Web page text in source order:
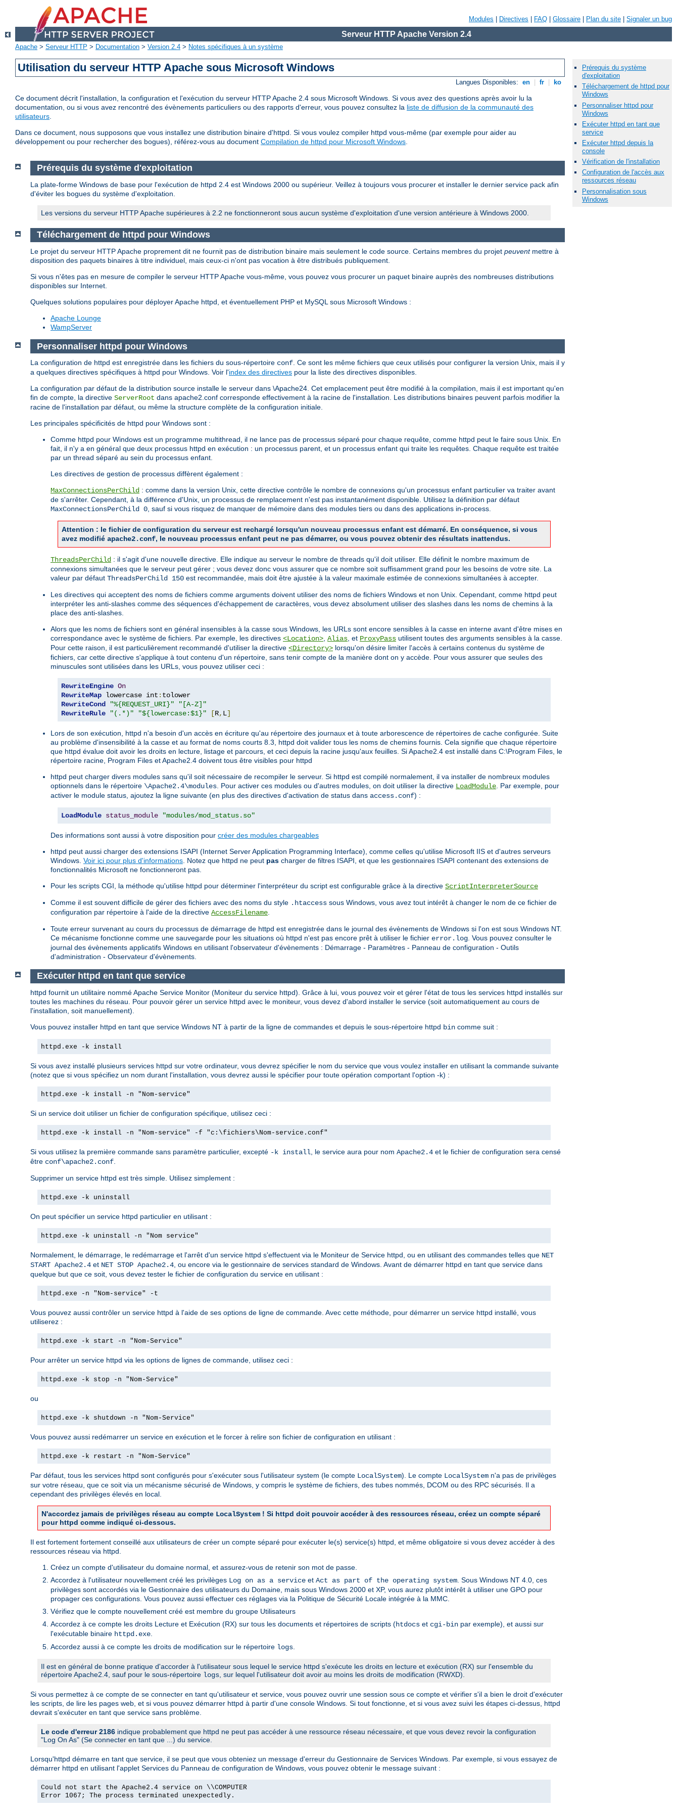
Modules Directives FAQ Glossaire Plan du site Signaler un bug
Serveur HTTP Apache Version 2.4
Apache > Serveur HTTP > Documentation > Version 2.4 > Notes spécifiques à un système
Utilisation du serveur HTTP Apache sous Microsoft Windows
Langues Disponibles: en fr ko
Ce document décrit l'installation, la configuration et l'exécution du serveur HTTP Apache 2.4 sous Microsoft Windows. Si vous avez des questions après avoir lu la
documentation, ou si vous avez rencontré des évènements particuliers ou des rapports d'erreur, vous pouvez consultez la liste de diffusion de la communauté des
utilisateurs.
Dans ce document, nous supposons que vous installez une distribution binaire d'httpd. Si vous voulez compiler httpd vous-même (par exemple pour aider au
développement ou pour rechercher des bogues), référez-vous au document Compilation de httpd pour Microsoft Windows.
Prérequis du système d'exploitation
La plate-forme Windows de base pour l'exécution de httpd 2.4 est Windows 2000 ou supérieur. Veillez à toujours vous procurer et installer le dernier service pack afin
d'éviter les bogues du système d'exploitation.
Les versions du serveur HTTP Apache supérieures à 2.2 ne fonctionneront sous aucun système d'exploitation d'une version antérieure à Windows 2000.
Téléchargement de httpd pour Windows
Le projet du serveur HTTP Apache proprement dit ne fournit pas de distribution binaire mais seulement le code source. Certains membres du projet peuventmettre à
disposition des paquets binaires à titre individuel, mais ceux-ci n'ont pas vocation à être distribués publiquement.
Si vous n'êtes pas en mesure de compiler le serveur HTTP Apache vous-même, vous pouvez vous procurer un paquet binaire auprès des nombreuses distributions
disponibles sur Internet.
Quelques solutions populaires pour déployer Apache httpd, et éventuellement PHP et MySQL sous Microsoft Windows :
Apache Lounge
WampServer
Personnaliser httpd pour Windows
La configuration de httpd est enregistrée dans les fichiers du sous-répertoire conf. Ce sont les même fichiers que ceux utilisés pour configurer la version Unix, mais il y
a quelques directives spécifiques à httpd pour Windows. Voir l'index des directives pour la liste des directives disponibles.
La configuration par défaut de la distribution source installe le serveur dans \Apache24. Cet emplacement peut être modifié à la compilation, mais il est important qu'en
fin de compte, la directive ServerRoot dans apache2.conf corresponde effectivement à la racine de l'installation. Les distributions binaires peuvent parfois modifier la
racine de l'installation par défaut, ou même la structure complète de la configuration initiale.
Les principales spécificités de httpd pour Windows sont :
Comme httpd pour Windows est un programme multithread, il ne lance pas de processus séparé pour chaque requête, comme httpd peut le faire sous Unix. En
fait, il n'y a en général que deux processus httpd en exécution : un processus parent, et un processus enfant qui traite les requêtes. Chaque requête est traitée
par un thread séparé au sein du processus enfant.
Les directives de gestion de processus diffèrent également :
MaxConnectionsPerChild : comme dans la version Unix, cette directive contrôle le nombre de connexions qu'un processus enfant particulier va traiter avant
de s'arrêter. Cependant, à la différence d'Unix, un processus de remplacement n'est pas instantanément disponible. Utilisez la définition par défaut
MaxConnectionsPerChild 0, sauf si vous risquez de manquer de mémoire dans des modules tiers ou dans des applications in-process.
Attention : le fichier de configuration du serveur est rechargé lorsqu'un nouveau processus enfant est démarré. En conséquence, si vous
avez modifié apache2.conf, le nouveau processus enfant peut ne pas démarrer, ou vous pouvez obtenir des résultats inattendus.
ThreadsPerChild : il s'agit d'une nouvelle directive. Elle indique au serveur le nombre de threads qu'il doit utiliser. Elle définit le nombre maximum de
connexions simultanées que le serveur peut gérer ; vous devez donc vous assurer que ce nombre soit suffisamment grand pour les besoins de votre site. La
valeur par défaut ThreadsPerChild 150 est recommandée, mais doit être ajustée à la valeur maximale estimée de connexions simultanées à accepter.
Les directives qui acceptent des noms de fichiers comme arguments doivent utiliser des noms de fichiers Windows et non Unix. Cependant, comme httpd peut
interpréter les anti-slashes comme des séquences d'échappement de caractères, vous devez absolument utiliser des slashes dans les noms de chemins à la
place des anti-slashes.
Alors que les noms de fichiers sont en général insensibles à la casse sous Windows, les URLs sont encore sensibles à la casse en interne avant d'être mises en
correspondance avec le système de fichiers. Par exemple, les directives <Location>, Alias, et ProxyPass utilisent toutes des arguments sensibles à la casse.
Pour cette raison, il est particulièrement recommandé d'utiliser la directive <Directory> lorsqu'on désire limiter l'accès à certains contenus du système de
fichiers, car cette directive s'applique à tout contenu d'un répertoire, sans tenir compte de la manière dont on y accède. Pour vous assurer que seules des
minuscules sont utilisées dans les URLs, vous pouvez utiliser ceci :
RewriteEngine On
RewriteMap lowercase int :
RewriteCond
"%{REQUEST_URI}"
"[A-Z]"
RewriteRule
"(.*)" "${lowercase:$1}" [R, L]
Lors de son exécution, httpd n'a besoin d'un accès en écriture qu'au répertoire des journaux et à toute arborescence de répertoires de cache configurée. Suite
au problème d'insensibilité à la casse et au format de noms courts 8.3, httpd doit valider tous les noms de chemins fournis. Cela signifie que chaque répertoire
que httpd évalue doit avoir les droits en lecture, listage et parcours, et ceci depuis la racine jusqu'aux feuilles. Si Apache2.4 est installé dans C:\Program Files, le
répertoire racine, Program Files et Apache2.4 doivent tous être visibles pour httpd
httpd peut charger divers modules sans qu'il soit nécessaire de recompiler le serveur. Si httpd est compilé normalement, il va installer de nombreux modules
optionnels dans le répertoire \Apache2.4\modules. Pour activer ces modules ou d'autres modules, on doit utiliser la directive LoadModule. Par exemple, pour
activer le module status, ajoutez la ligne suivante (en plus des directives d'activation de status dans access.conf) :
LoadModule status_module "modules/mod_status.so"
Des informations sont aussi à votre disposition pour créer des modules chargeables
httpd peut aussi charger des extensions ISAPI (Internet Server Application Programming Interface), comme celles qu'utilise Microsoft IIS et d'autres serveurs
Windows. Voir ici pour plus d'informations. Notez que httpd ne peut pas charger de filtres ISAPI, et que les gestionnaires ISAPI contenant des extensions de
fonctionnalités Microsoft ne fonctionneront pas.
Pour les scripts CGI, la méthode qu'utilise httpd pour déterminer l'interpréteur du script est configurable grâce à la directive ScriptInterpreterSource
Comme il est souvent difficile de gérer des fichiers avec des noms du style .htaccess sous Windows, vous avez tout intérêt à changer le nom de ce fichier de
configuration par répertoire à l'aide de la directive AccessFilename.
Toute erreur survenant au cours du processus de démarrage de httpd est enregistrée dans le journal des évènements de Windows si l'on est sous Windows NT.
Ce mécanisme fonctionne comme une sauvegarde pour les situations où httpd n'est pas encore prêt à utiliser le fichier error.log. Vous pouvez consulter le
journal des évènements applicatifs Windows en utilisant l'observateur d'évènements : Démarrage - Paramètres - Panneau de configuration - Outils
d'administration - Observateur d'évènements.
Exécuter httpd en tant que service
httpd fournit un utilitaire nommé Apache Service Monitor (Moniteur du service httpd). Grâce à lui, vous pouvez voir et gérer l'état de tous les services httpd installés sur
toutes les machines du réseau. Pour pouvoir gérer un service httpd avec le moniteur, vous devez d'abord installer le service (soit automatiquement au cours de
l'installation, soit manuellement).
Vous pouvez installer httpd en tant que service Windows NT à partir de la ligne de commandes et depuis le sous-répertoire httpd bin comme suit :
httpd.exe -k install
Si vous avez installé plusieurs services httpd sur votre ordinateur, vous devrez spécifier le nom du service que vous voulez installer en utilisant la commande suivante
(notez que si vous spécifiez un nom durant l'installation, vous devrez aussi le spécifier pour toute opération comportant l'option -k) :
httpd.exe -k install -n "Nom-service"
Si un service doit utiliser un fichier de configuration spécifique, utilisez ceci :
httpd.exe -k install -n "Nom-service" -f "c:\fichiers\Nom-service.conf"
Si vous utilisez la première commande sans paramètre particulier, excepté -k install , le service aura pour nom Apache2.4 et le fichier de configuration sera censé
être conf\apache2.conf
Supprimer un service httpd est très simple. Utilisez simplement :
httpd.exe -k uninstall
On peut spécifier un service httpd particulier en utilisant :
httpd.exe -k uninstall -n "Nom service"
Normalement, le démarrage, le redémarrage et l'arrêt d'un service httpd s'effectuent via le Moniteur de Service httpd, ou en utilisant des commandes telles que NET
START Apache2.4 et NET STOP Apache2.4 , ou encore via le gestionnaire de services standard de Windows. Avant de démarrer httpd en tant que service dans
quelque but que ce soit, vous devez tester le fichier de configuration du service en utilisant :
httpd.exe -n "Nom-service" -t
Vous pouvez aussi contrôler un service httpd à l'aide de ses options de ligne de commande. Avec cette méthode, pour démarrer un service httpd installé, vous
utiliserez :
httpd.exe -k start -n "Nom-Service"
Pour arrêter un service httpd via les options de lignes de commande, utilisez ceci :
httpd.exe -k stop -n "Nom-Service"
ou
httpd.exe -k shutdown -n "Nom-Service"
Vous pouvez aussi redémarrer un service en exécution et le forcer à relire son fichier de configuration en utilisant :
httpd.exe -k restart -n "Nom-Service"
Par défaut, tous les services httpd sont configurés pour s'exécuter sous l'utilisateur system (le compte LocalSystem). Le compte LocalSystem n'a pas de privilèges
sur votre réseau, que ce soit via un mécanisme sécurisé de Windows, y compris le système de fichiers, des tubes nommés, DCOM ou des RPC sécurisés. Il a
cependant des privilèges élevés en local.
N'accordez jamais de privilèges réseau au compte LocalSystem ! Si httpd doit pouvoir accéder à des ressources réseau, créez un compte séparé
pour httpd comme indiqué ci-dessous.
Il est fortement fortement conseillé aux utilisateurs de créer un compte séparé pour exécuter le(s) service(s) httpd, et même obligatoire si vous devez accéder à des
ressources réseau via httpd.
Créez un compte d'utilisateur du domaine normal, et assurez-vous de retenir son mot de passe.
Accordez à l'utilisateur nouvellement créé les privilèges Log on as a service et Act as part of the operating system . Sous Windows NT 4.0, ces
privilèges sont accordés via le Gestionnaire des utilisateurs du Domaine, mais sous Windows 2000 et XP, vous aurez plutôt intérêt à utiliser une GPO pour
propager ces configurations. Vous pouvez aussi effectuer ces réglages via la Politique de Sécurité Locale intégrée à la MMC.
Vérifiez que le compte nouvellement créé est membre du groupe Utilisateurs
Accordez à ce compte les droits Lecture et Exécution (RX) sur tous les documents et répertoires de scripts (htdocs et cgi-bin par exemple), et aussi sur
l'exécutable binaire httpd.exe
Accordez aussi à ce compte les droits de modification sur le répertoire logs
Il est en général de bonne pratique d'accorder à l'utilisateur sous lequel le service httpd s'exécute les droits en lecture et exécution (RX) sur l'ensemble du
répertoire Apache2.4, sauf pour le sous-répertoire logs , sur lequel l'utilisateur doit avoir au moins les droits de modification (RWXD).
Si vous permettez à ce compte de se connecter en tant qu'utilisateur et service, vous pouvez ouvrir une session sous ce compte et vérifier s'il a bien le droit d'exécuter
les scripts, de lire les pages web, et si vous pouvez démarrer httpd à partir d'une console Windows. Si tout fonctionne, et si vous avez suivi les étapes ci-dessus, httpd
devrait s'exécuter en tant que service sans problème.
Le code d'erreur 2186 indique probablement que httpd ne peut pas accéder à une ressource réseau nécessaire, et que vous devez revoir la configuration
"Log On As" (Se connecter en tant que ...) du service.
Lorsqu'httpd démarre en tant que service, il se peut que vous obteniez un message d'erreur du Gestionnaire de Services Windows. Par exemple, si vous essayez de
démarrer httpd en utilisant l'applet Services du Panneau de configuration de Windows, vous pouvez obtenir le message suivant :
Could not start the Apache2.4 service on \\COMPUTER
Error 1067; The process terminated unexpectedly.
Prérequis du système
d'exploitation
Téléchargement de httpd pour
Windows
Personnaliser httpd pour
Windows
Exécuter httpd en tant que
service
Exécuter httpd depuis la
console
Vérification de l'installation
Configuration de l'accès aux
ressources réseau
Personnalisation sous
Windows